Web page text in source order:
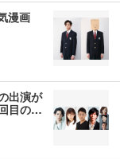
漫画
出演が
目の…